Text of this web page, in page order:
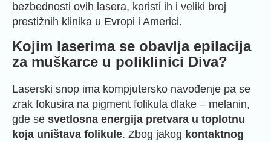
bezbednosti ovih lasera, koristi ih i veliki broj
prestižnih klinika u Evropi i Americi.
Kojim laserima se obavlja epilacija
za muškarce u poliklinici Diva?
Laserski snop ima kompjutersko navođenje pa se
zrak fokusira na pigment folikula dlake – melanin,
gde se svetlosna energija pretvara u toplotnu
koja uništava folikule. Zbog jakog kontaktnog